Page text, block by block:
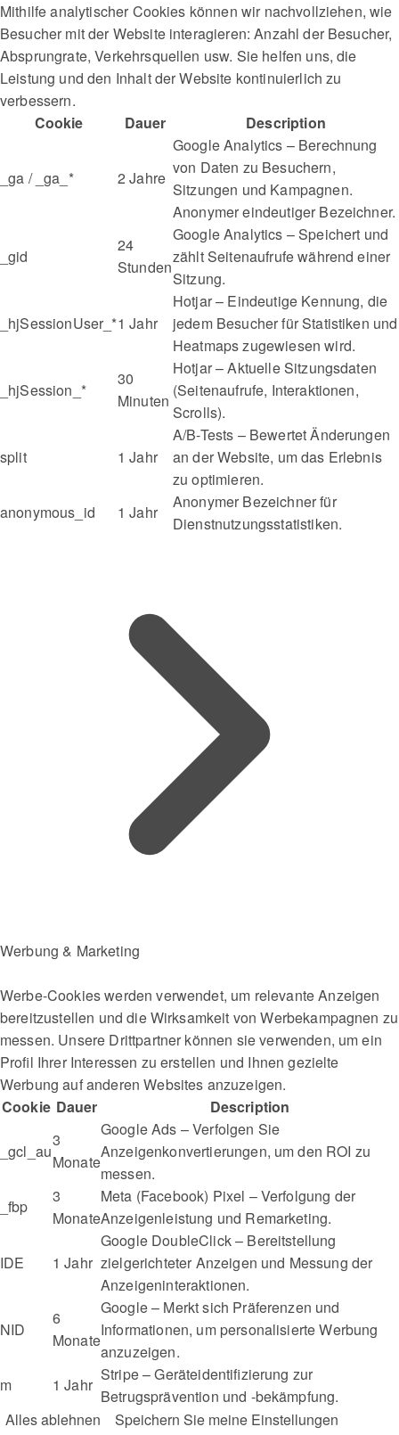
Mithilfe analytischer Cookies können wir nachvollziehen, wie
Besucher mit der Website interagieren: Anzahl der Besucher,
Absprungrate, Verkehrsquellen usw. Sie helfen uns, die
Leistung und den Inhalt der Website kontinuierlich zu
verbessern.
Cookie
Dauer Description
_ga / _ga_* 2 Jahre
Google Analytics – Berechnung
von Daten zu Besuchern,
Sitzungen und Kampagnen.
Anonymer eindeutiger Bezeichner.
_gid
24
Stunden
Google Analytics – Speichert und
zählt Seitenaufrufe während einer
Sitzung.
_hjSessionUser_*1 Jahr
Hotjar – Eindeutige Kennung, die
jedem Besucher für Statistiken und
Heatmaps zugewiesen wird.
_hjSession_*
30
Minuten
Hotjar – Aktuelle Sitzungsdaten
(Seitenaufrufe, Interaktionen,
Scrolls).
split 1 Jahr
A/B-Tests – Bewertet Änderungen
an der Website, um das Erlebnis
zu optimieren.
anonymous_id
1 Jahr
Anonymer Bezeichner für
Dienstnutzungsstatistiken.
Werbung & Marketing
Werbe-Cookies werden verwendet, um relevante Anzeigen
bereitzustellen und die Wirksamkeit von Werbekampagnen zu
messen. Unsere Drittpartner können sie verwenden, um ein
Profil Ihrer Interessen zu erstellen und Ihnen gezielte
Werbung auf anderen Websites anzuzeigen.
Cookie Dauer Description
_gcl_au
3
Monate
Google Ads – Verfolgen Sie
Anzeigenkonvertierungen, um den ROI zu
messen.
_fbp
3
Monate
Meta (Facebook) Pixel – Verfolgung der
Anzeigenleistung und Remarketing.
IDE 1 Jahr
Google DoubleClick – Bereitstellung
zielgerichteter Anzeigen und Messung der
Anzeigeninteraktionen.
NID
6
Monate
Google – Merkt sich Präferenzen und
Informationen, um personalisierte Werbung
anzuzeigen.
m
1 Jahr
Stripe – Geräteidentifizierung zur
Betrugsprävention und -bekämpfung.
Alles ablehnen
Speichern Sie meine Einstellungen